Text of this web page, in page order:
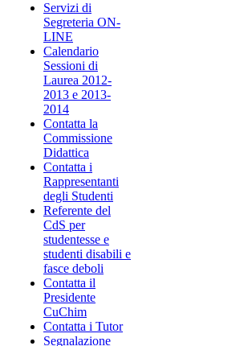
Servizi di
Segreteria ON-
LINE
Calendario
Sessioni di
Laurea 2012-
2013 e 2013-
2014
Contatta la
Commissione
Didattica
Contatta i
Rappresentanti
degli Studenti
Referente del
CdS per
studentesse e
studenti disabili e
fasce deboli
Contatta il
Presidente
CuChim
Contatta i Tutor
Segnalazione